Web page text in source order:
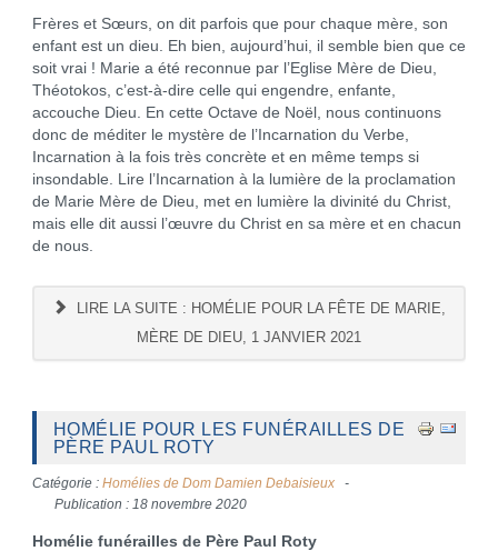
Frères et Sœurs, on dit parfois que pour chaque mère, son
enfant est un dieu. Eh bien, aujourd’hui, il semble bien que ce
soit vrai ! Marie a été reconnue par l’Eglise Mère de Dieu,
Théotokos, c’est-à-dire celle qui engendre, enfante,
accouche Dieu. En cette Octave de Noël, nous continuons
donc de méditer le mystère de l’Incarnation du Verbe,
Incarnation à la fois très concrète et en même temps si
insondable. Lire l’Incarnation à la lumière de la proclamation
de Marie Mère de Dieu, met en lumière la divinité du Christ,
mais elle dit aussi l’œuvre du Christ en sa mère et en chacun
de nous.
LIRE LA SUITE : HOMÉLIE POUR LA FÊTE DE MARIE,
MÈRE DE DIEU, 1 JANVIER 2021
HOMÉLIE POUR LES FUNÉRAILLES DE
PÈRE PAUL ROTY
Catégorie : Homélies de Dom Damien Debaisieux
Publication : 18 novembre 2020
Homélie funérailles de Père Paul Roty